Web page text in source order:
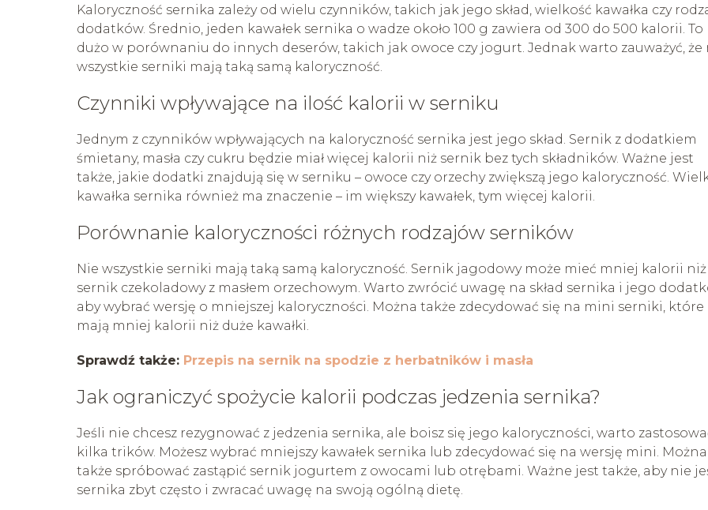
Kaloryczność sernika zależy od wielu czynników, takich jak jego skład, wielkość kawałka czy
dodatków. Średnio, jeden kawałek sernika o wadze około 100 g zawiera od 300 do 500 kalorii. To
dużo w porównaniu do innych deserów, takich jak owoce czy jogurt. Jednak warto zauważyć, że
wszystkie serniki mają taką samą kaloryczność.
Czynniki wpływające na ilość kalorii w serniku
Jednym z czynników wpływających na kaloryczność sernika jest jego skład. Sernik z dodatkiem
śmietany, masła czy cukru będzie miał więcej kalorii niż sernik bez tych składników. Ważne jest
także, jakie dodatki znajdują się w serniku – owoce czy orzechy zwiększą jego kaloryczność.
kawałka sernika również ma znaczenie – im większy kawałek, tym więcej kalorii.
Porównanie kaloryczności różnych rodzajów serników
Nie wszystkie serniki mają taką samą kaloryczność. Sernik jagodowy może mieć mniej kalorii niż
sernik czekoladowy z masłem orzechowym. Warto zwrócić uwagę na skład sernika i jego
aby wybrać wersję o mniejszej kaloryczności. Można także zdecydować się na mini serniki, które
mają mniej kalorii niż duże kawałki.
Sprawdź także: Przepis na sernik na spodzie z herbatników i masła
Jak ograniczyć spożycie kalorii podczas jedzenia sernika?
Jeśli nie chcesz rezygnować z jedzenia sernika, ale boisz się jego kaloryczności, warto
kilka trików. Możesz wybrać mniejszy kawałek sernika lub zdecydować się na wersję mini. Można
także spróbować zastąpić sernik jogurtem z owocami lub otrębami. Ważne jest także, aby nie
sernika zbyt często i zwracać uwagę na swoją ogólną dietę.